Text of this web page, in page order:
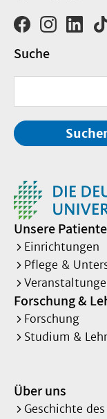
Suche
Unsere
Einrichtungen
Pflege &
Forschung &
Forschung
Studium &
Über uns
Geschichte des